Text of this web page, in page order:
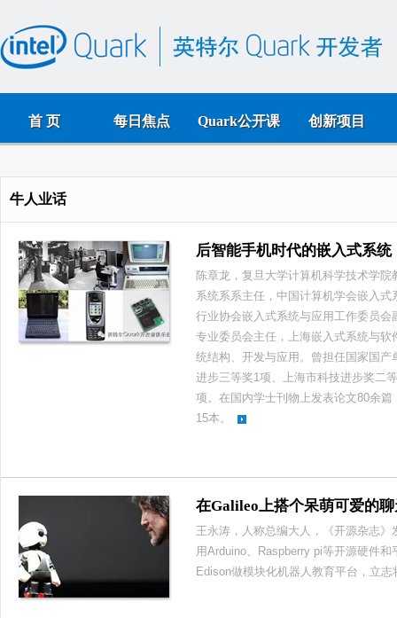
首 页 每日焦点 Quark公开课 创新项目
牛人业话
后智能手机时代的嵌入式系统
陈章龙，复旦大学计算机科学技术学
系统系系主任，中国计算机学会嵌入
行业协会嵌入式系统与应用工作委员
专业委员会主任，上海嵌入式系统与
统结构、开发与应用。曾担任国家国
进步三等奖1项、上海市科技进步奖二
项。在国内学士刊物上发表论文80余
15本。
在Galileo上搭个呆萌可爱的
王永涛，人称总编大人，《开源杂志
用Arduino、Raspberry pi等开源硬件
Edison做模块化机器人教育平台，立